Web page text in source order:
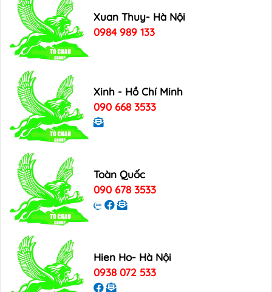
Xuan Thuy- Hà Nội
0984 989 133
Xinh - Hồ Chí Minh
090 668 3533
Toàn Quốc
090 678 3533
Hien Ho- Hà Nội
0938 072 533